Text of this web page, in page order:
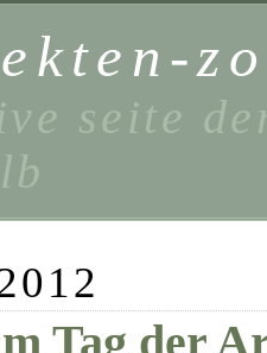
seite
Tag der